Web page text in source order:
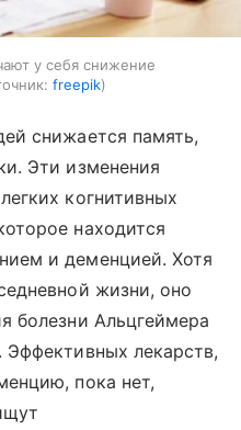
у себя снижение
freepik
снижается память,
Эти изменения
когнитивных
находится
и деменцией. Хотя
жизни, оно
болезни Альцгеймера
лекарств,
пока нет,